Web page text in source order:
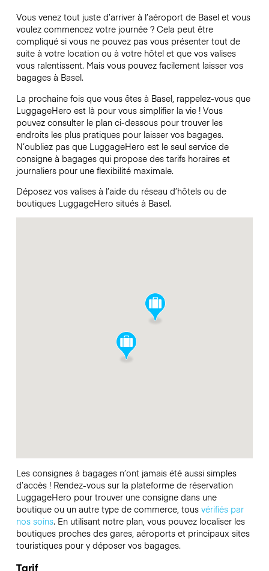
Vous venez tout juste d’arriver à l’aéroport de Basel et vous
voulez commencez votre journée ? Cela peut être
compliqué si vous ne pouvez pas vous présenter tout de
suite à votre location ou à votre hôtel et que vos valises
vous ralentissent. Mais vous pouvez facilement laisser vos
bagages à Basel.
La prochaine fois que vous êtes à Basel, rappelez-vous que
LuggageHero est là pour vous simplifier la vie ! Vous
pouvez consulter le plan ci-dessous pour trouver les
endroits les plus pratiques pour laisser vos bagages.
N’oubliez pas que LuggageHero est le seul service de
consigne à bagages qui propose des tarifs horaires et
journaliers pour une flexibilité maximale.
Déposez vos valises à l’aide du réseau d’hôtels ou de
boutiques LuggageHero situés à Basel.
Les consignes à bagages n’ont jamais été aussi simples
d’accès ! Rendez-vous sur la plateforme de réservation
LuggageHero pour trouver une consigne dans une
boutique ou un autre type de commerce, tous vérifiés par
nos soins. En utilisant notre plan, vous pouvez localiser les
boutiques proches des gares, aéroports et principaux sites
touristiques pour y déposer vos bagages.
Tarif